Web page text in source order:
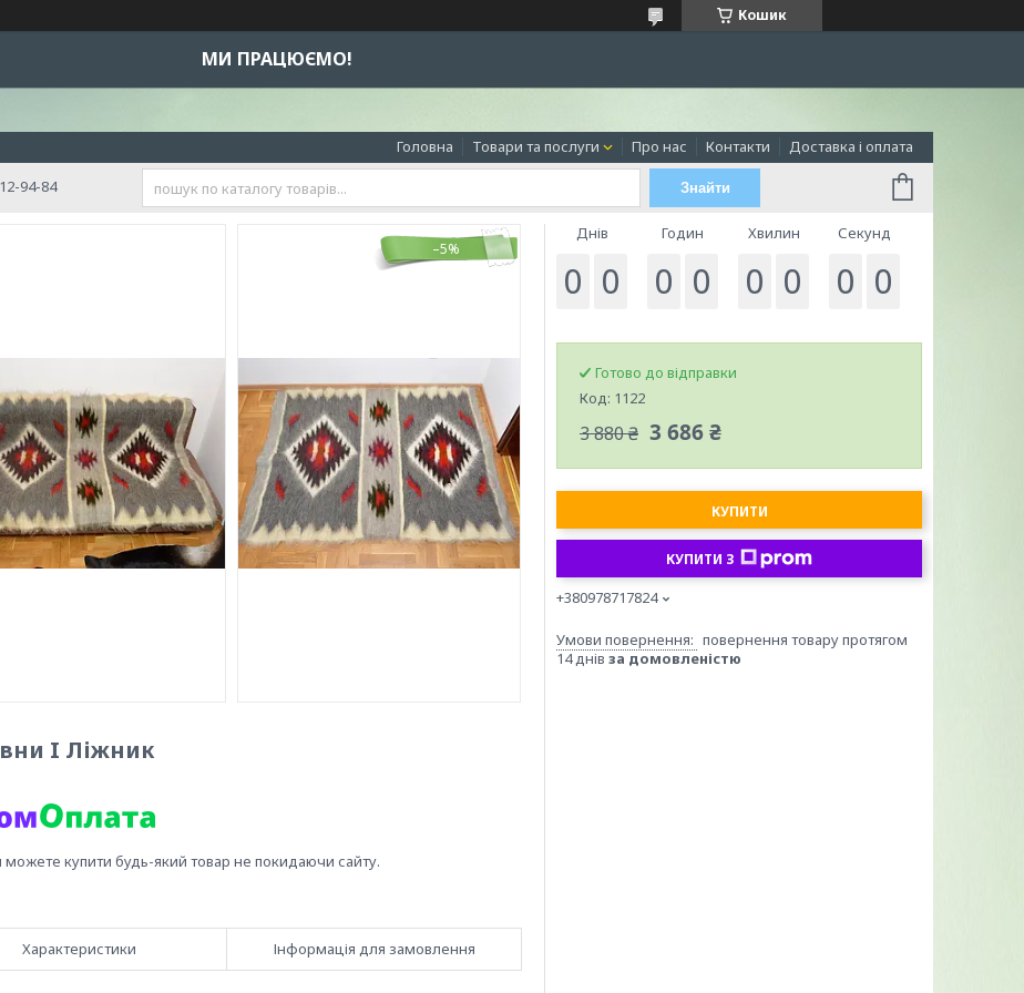
Кошик
МИ ПРАЦЮЄМО!
Головна Товари та послуги Про нас Контакти Доставка і оплата
94-84 Знайти
–5%
I Ліжник
можете купити будь-який товар не покидаючи сайту.
Характеристики Інформація для замовлення
Днів
0 0
Годин
0 0
Хвилин
0 0
Секунд
0 0
Готово до відправки
Код: 1122
3 880 ₴ 3 686 ₴
КУПИТИ
КУПИТИ З
+380978717824
повернення товару протягом
14 днів за домовленістю